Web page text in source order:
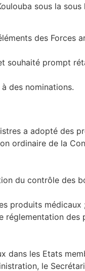
sous la
des Forces
souhaité prompt
des nominations.
a adopté des
ordinaire de la
du contrôle des
produits médicaux
réglementation des
dans les Etats
le